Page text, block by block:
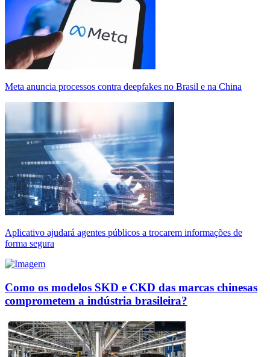
Meta anuncia processos contra deepfakes no Brasil e na China
Aplicativo ajudará agentes públicos a trocarem informações de
forma segura
Como os modelos SKD e CKD das marcas chinesas
comprometem a indústria brasileira?